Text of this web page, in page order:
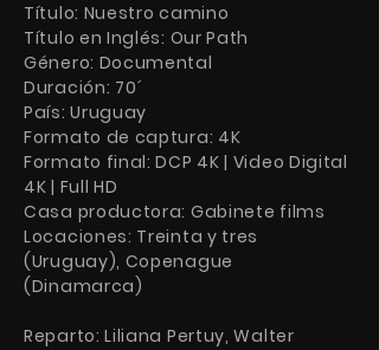
Título: Nuestro camino
Título en Inglés: Our Path
Género: Documental
Duración: 70´
País: Uruguay
Formato de captura: 4K
Formato final: DCP 4K | Video Digital
4K | Full HD
Casa productora: Gabinete films
Locaciones: Treinta y tres
(Uruguay), Copenague
(Dinamarca)
Reparto: Liliana Pertuy, Walter